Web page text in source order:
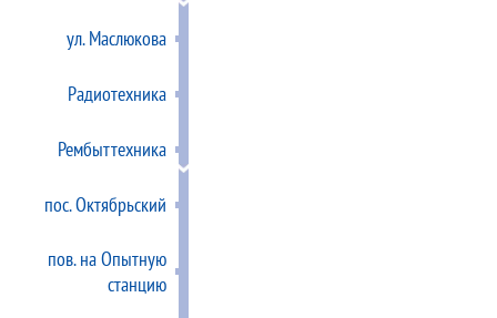
ул. Маслюкова
Радиотехника
Рембыттехника
пос. Октябрьский
пов. на Опытную
станцию